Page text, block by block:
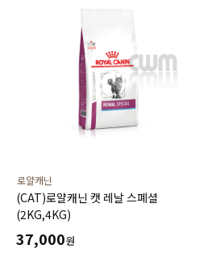
로얄캐닌
(CAT)로얄캐닌 캣 레날 스폐셜
(2KG,4KG)
37,000원